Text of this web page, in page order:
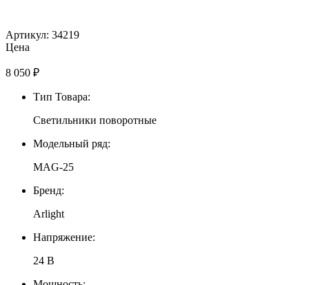
Артикул: 34219
Цена
8 050 ₽
Тип Товара:
Светильники поворотные
Модельный ряд:
MAG-25
Бренд:
Arlight
Напряжение:
24 В